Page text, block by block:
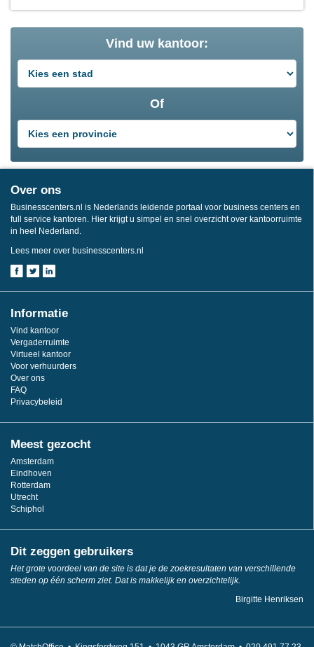
Vind uw kantoor:
Of
Over ons
Businesscenters.nl is Nederlands leidende portaal voor business centers en
full service kantoren. Hier krijgt u simpel en snel overzicht over kantoorruimte
in heel Nederland.
Lees meer over businesscenters.nl
Informatie
Vind kantoor
Vergaderruimte
Virtueel kantoor
Voor verhuurders
Over ons
FAQ
Privacybeleid
Meest gezocht
Amsterdam
Eindhoven
Rotterdam
Utrecht
Schiphol
Dit zeggen gebruikers
Het grote voordeel van de site is dat je de zoekresultaten van verschillende
steden op één scherm ziet. Dat is makkelijk en overzichtelijk.
Birgitte Henriksen